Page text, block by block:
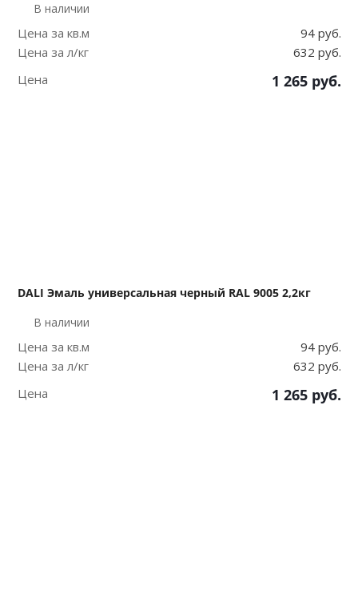
В наличии
Цена за кв.м
94 руб.
Цена за л/кг
632 руб.
Цена
1 265 руб.
DALI Эмаль универсальная черный RAL 9005 2,2кг
В наличии
Цена за кв.м
94 руб.
Цена за л/кг
632 руб.
Цена
1 265 руб.